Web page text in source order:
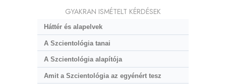
GYAKRAN ISMÉTELT KÉRDÉSEK
Háttér és alapelvek
A Szcientológia tanai
A Szcientológia alapítója
Amit a Szcientológia az egyénért tesz